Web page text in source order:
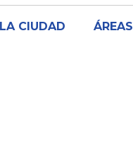
LA CIUDAD ÁREAS